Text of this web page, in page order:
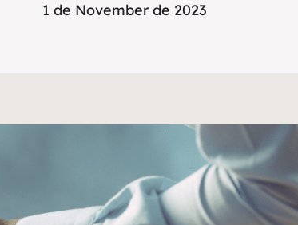
1 de November de 2023